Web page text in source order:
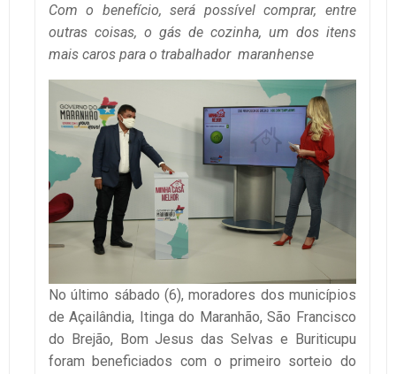
Com o benefício, será possível comprar, entre
outras coisas, o gás de cozinha, um dos itens
mais caros para o trabalhador maranhense
No último sábado (6), moradores dos municípios
de Açailândia, Itinga do Maranhão, São Francisco
do Brejão, Bom Jesus das Selvas e Buriticupu
foram beneficiados com o primeiro sorteio do